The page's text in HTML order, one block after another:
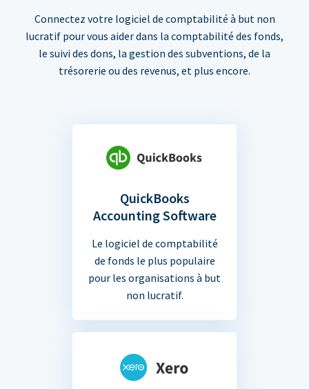
Connectez votre logiciel de comptabilité à but non
lucratif pour vous aider dans la comptabilité des fonds,
le suivi des dons, la gestion des subventions, de la
trésorerie ou des revenus, et plus encore.
QuickBooks
Accounting Software
Le logiciel de comptabilité
de fonds le plus populaire
pour les organisations à but
non lucratif.